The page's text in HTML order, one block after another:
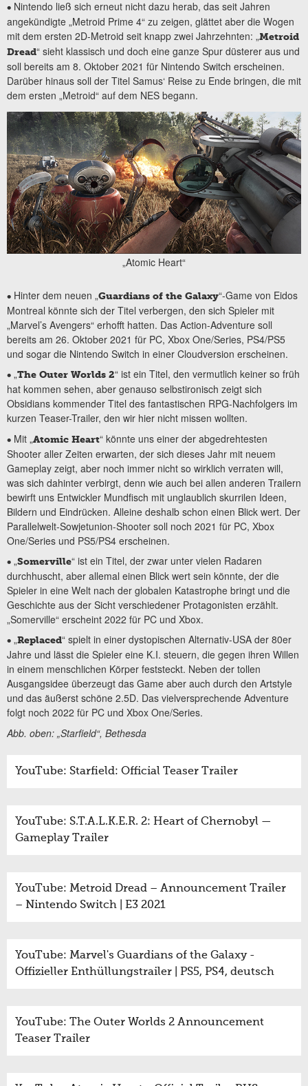
• Nintendo ließ sich erneut nicht dazu herab, das seit Jahren
angekündigte „Metroid Prime 4“ zu zeigen, glättet aber die Wogen
mit dem ersten 2D-Metroid seit knapp zwei Jahrzehnten: „Metroid
Dread“ sieht klassisch und doch eine ganze Spur düsterer aus und
soll bereits am 8. Oktober 2021 für Nintendo Switch erscheinen.
Darüber hinaus soll der Titel Samus‘ Reise zu Ende bringen, die mit
dem ersten „Metroid“ auf dem NES begann.
„Atomic Heart“
• Hinter dem neuen „Guardians of the Galaxy“-Game von Eidos
Montreal könnte sich der Titel verbergen, den sich Spieler mit
„Marvel’s Avengers“ erhofft hatten. Das Action-Adventure soll
bereits am 26. Oktober 2021 für PC, Xbox One/Series, PS4/PS5
und sogar die Nintendo Switch in einer Cloudversion erscheinen.
• „The Outer Worlds 2“ ist ein Titel, den vermutlich keiner so früh
hat kommen sehen, aber genauso selbstironisch zeigt sich
Obsidians kommender Titel des fantastischen RPG-Nachfolgers im
kurzen Teaser-Trailer, den wir hier nicht missen wollten.
• Mit „Atomic Heart“ könnte uns einer der abgedrehtesten
Shooter aller Zeiten erwarten, der sich dieses Jahr mit neuem
Gameplay zeigt, aber noch immer nicht so wirklich verraten will,
was sich dahinter verbirgt, denn wie auch bei allen anderen Trailern
bewirft uns Entwickler Mundfisch mit unglaublich skurrilen Ideen,
Bildern und Eindrücken. Alleine deshalb schon einen Blick wert. Der
Parallelwelt-Sowjetunion-Shooter soll noch 2021 für PC, Xbox
One/Series und PS5/PS4 erscheinen.
• „Somerville“ ist ein Titel, der zwar unter vielen Radaren
durchhuscht, aber allemal einen Blick wert sein könnte, der die
Spieler in eine Welt nach der globalen Katastrophe bringt und die
Geschichte aus der Sicht verschiedener Protagonisten erzählt.
„Somerville“ erscheint 2022 für PC und Xbox.
• „Replaced“ spielt in einer dystopischen Alternativ-USA der 80er
Jahre und lässt die Spieler eine K.I. steuern, die gegen ihren Willen
in einem menschlichen Körper feststeckt. Neben der tollen
Ausgangsidee überzeugt das Game aber auch durch den Artstyle
und das äußerst schöne 2.5D. Das vielversprechende Adventure
folgt noch 2022 für PC und Xbox One/Series.
Abb. oben: „Starfield“, Bethesda
YouTube: Starfield: Official Teaser Trailer
YouTube: S.T.A.L.K.E.R. 2: Heart of Chernobyl —
Gameplay Trailer
YouTube: Metroid Dread – Announcement Trailer
– Nintendo Switch | E3 2021
YouTube: Marvel's Guardians of the Galaxy -
Offizieller Enthüllungstrailer | PS5, PS4, deutsch
YouTube: The Outer Worlds 2 Announcement
Teaser Trailer